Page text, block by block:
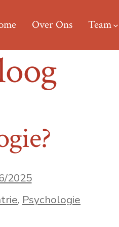
Over Ons Team
2025
, Psychologie